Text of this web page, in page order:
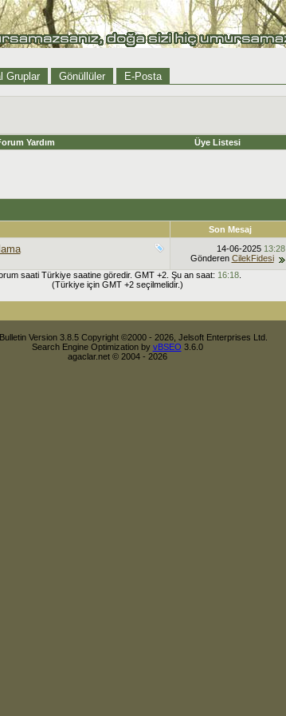
Gruplar Gönüllüler E-Posta
Yardım Üye Listesi
Son Mesaj
14-06-2025 13:28
Gönderen CilekFidesi
saati Türkiye saatine göredir. GMT +2. Şu an saat: 16:18
(Türkiye için GMT +2 seçilmelidir.)
Version 3.8.5 Copyright ©2000 - 2026, Jelsoft Enterprises Ltd.
Search Engine Optimization by vBSEO 3.6.0
agaclar.net © 2004 - 2026